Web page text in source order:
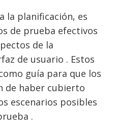
la planificación, es
de prueba efectivos
de la
de usuario . Estos
guía para que los
de haber cubierto
escenarios posibles
.